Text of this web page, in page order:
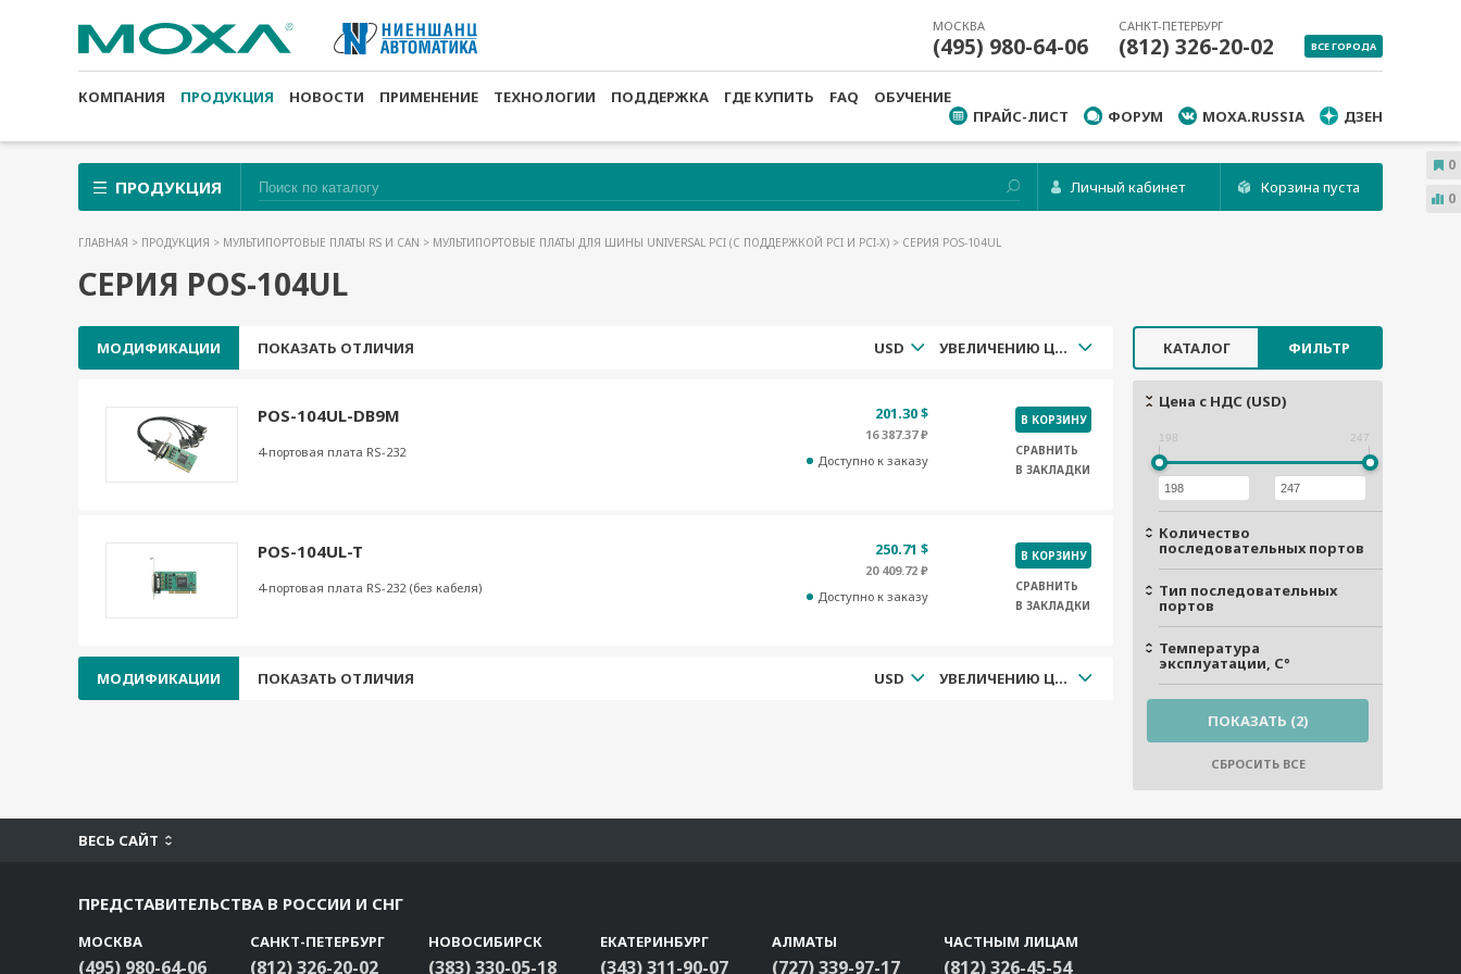
МОСКВА
(495) 980-64-06
САНКТ-ПЕТЕРБУРГ
(812) 326-20-02 ВСЕ ГОРОДА
КОМПАНИЯ ПРОДУКЦИЯ НОВОСТИ ПРИМЕНЕНИЕ ТЕХНОЛОГИИ ПОДДЕРЖКА ГДЕ КУПИТЬ FAQ
ОБУЧЕНИЕ
ПРАЙС-ЛИСТ
ФОРУМ MOXA.RUSSIA ДЗЕН
ПРОДУКЦИЯ Личный кабинет Корзина пуста
ГЛАВНАЯ > ПРОДУКЦИЯ > МУЛЬТИПОРТОВЫЕ ПЛАТЫ RS И CAN > МУЛЬТИПОРТОВЫЕ ПЛАТЫ ДЛЯ ШИНЫ UNIVERSAL PCI (С ПОДДЕРЖКОЙ PCI И PCI-X) > СЕРИЯ POS-104UL
СЕРИЯ POS-104UL
КАТАЛОГ ФИЛЬТР
Цена с НДС (USD)
198 247
Количество
последовательных портов
Тип последовательных
портов
Температура
эксплуатации, С°
МОДИФИКАЦИИ ПОКАЗАТЬ ОТЛИЧИЯ USD УВЕЛИЧЕНИЮ ЦЕНЫ
POS-104UL-DB9M
4-портовая плата RS-232
201.30 $
16 387.37 ₽
Доступно к заказу
В КОРЗИНУ
СРАВНИТЬ
В ЗАКЛАДКИ
POS-104UL-T
4-портовая плата RS-232 (без кабеля)
250.71 $
20 409.72 ₽
Доступно к заказу
В КОРЗИНУ
СРАВНИТЬ
В ЗАКЛАДКИ
МОДИФИКАЦИИ ПОКАЗАТЬ ОТЛИЧИЯ USD УВЕЛИЧЕНИЮ ЦЕНЫ
ВЕСЬ САЙТ
ПРЕДСТАВИТЕЛЬСТВА В РОССИИ И СНГ
МОСКВА
(495) 980-64-06
САНКТ-ПЕТЕРБУРГ
(812) 326-20-02
НОВОСИБИРСК
(383) 330-05-18
ЕКАТЕРИНБУРГ
(343) 311-90-07
АЛМАТЫ
(727) 339-97-17
ЧАСТНЫМ ЛИЦАМ
(812) 326-45-54
0
0